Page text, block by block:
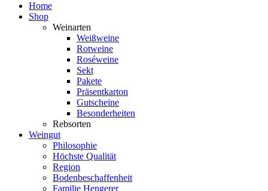
Home
Shop
Weinarten
Weißweine
Rotweine
Roséweine
Sekt
Pakete
Präsentkarton
Gutscheine
Besonderheiten
Rebsorten
Weingut
Philosophie
Höchste Qualität
Region
Bodenbeschaffenheit
Familie Hengerer